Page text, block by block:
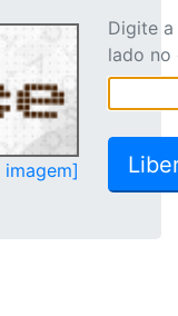
Digite
lado no